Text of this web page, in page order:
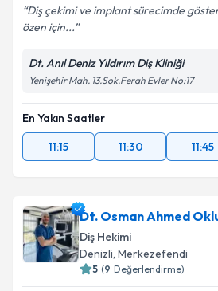
Diş çekimi ve implant sürecimde
özen için...
Dt. Anıl Deniz Yıldırım Diş Kliniği
Yenişehir Mah. 13.Sok.Ferah Evler No:17
En Yakın Saatler
11:15
11:30 11:45
Dt. Osman Ahmed
Diş Hekimi
Denizli, Merkezefendi
5 (9 Değerlendirme)